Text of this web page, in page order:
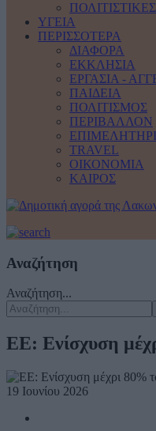
ΥΓΕΙΑ
ΠΕΡΙΣΣΟΤΕΡΑ
ΔΙΑΦΟΡΑ
ΕΚΚΛΗΣΙΑ
ΕΡΓΑΣΙΑ -
ΠΑΙΔΕΙΑ
ΠΟΛΙΤΙΣΜΟΣ
ΠΕΡΙΒΑΛΛΟΝ
TRAVEL
ΟΙΚΟΝΟΜΙΑ
ΚΑΙΡΟΣ
Αναζήτηση
Αναζήτηση...
ΕΕ: Ενίσχυση
19 Ιουνίου 2026